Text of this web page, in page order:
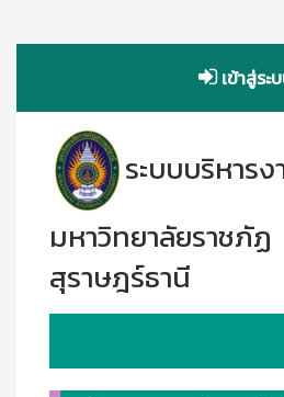
เข้าสู่ระ
ระบบบริหาร
มหาวิทยาลัยราชภัฏ
สุราษฎร์ธานี